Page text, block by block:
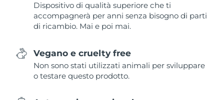
Dispositivo di qualità superiore che ti
accompagnerà per anni senza bisogno di parti
di ricambio. Mai e poi mai.
Vegano e cruelty free
Non sono stati utilizzati animali per sviluppare
o testare questo prodotto.